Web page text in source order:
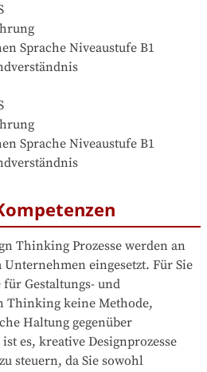
Sprache Niveaustufe B1
Sprache Niveaustufe B1
Thinking Prozesse werden an
eingesetzt. Für Sie
Gestaltungs- und
Thinking keine Methode,
Haltung gegenüber
es, kreative Designprozesse
steuern, da Sie sowohl